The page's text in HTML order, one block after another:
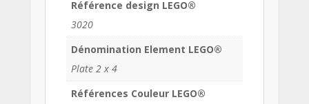
Référence design LEGO®
3020
Dénomination Element LEGO®
Plate 2 x 4
Références Couleur LEGO®